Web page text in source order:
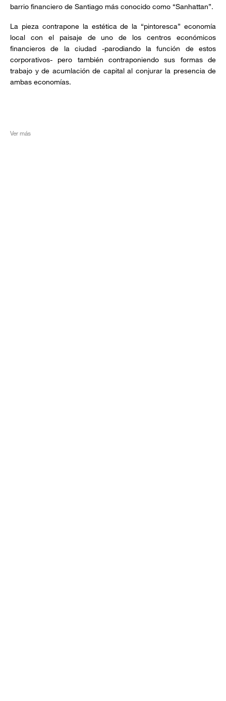
barrio financiero de Santiago más conocido como “Sanhattan”.
La pieza contrapone la estética de la “pintoresca” economía
local con el paisaje de uno de los centros económicos
financieros de la ciudad -parodiando la función de estos
corporativos- pero también contraponiendo sus formas de
trabajo y de acumlación de capital al conjurar la presencia de
ambas economías.
Ver más